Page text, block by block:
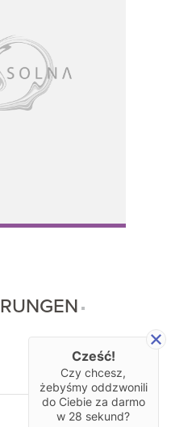
Cześć!
Czy chcesz,
żebyśmy oddzwonili
do Ciebie za darmo
w 28 sekund?